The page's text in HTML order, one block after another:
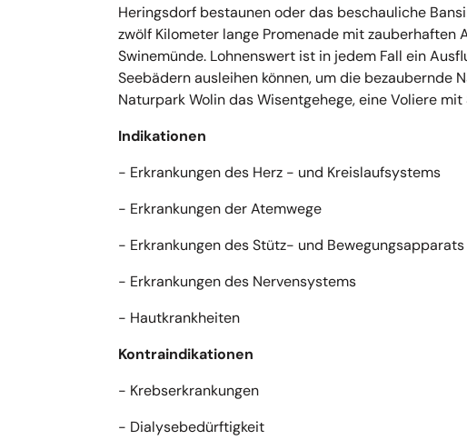
Heringsdorf bestaunen oder das beschauliche
zwölf Kilometer lange Promenade mit zauberhaften
Swinemünde. Lohnenswert ist in jedem Fall ein
Seebädern ausleihen können, um die bezaubernde
Naturpark Wolin das Wisentgehege, eine Voliere
Indikationen
- Erkrankungen des Herz - und Kreislaufsystems
- Erkrankungen der Atemwege
- Erkrankungen des Stütz- und Bewegungsapparats
- Erkrankungen des Nervensystems
- Hautkrankheiten
Kontraindikationen
- Krebserkrankungen
- Dialysebedürftigkeit